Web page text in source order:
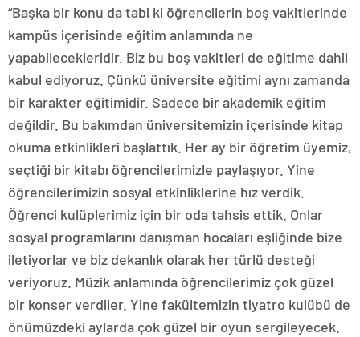
“Başka bir konu da tabi ki öğrencilerin boş vakitlerinde
kampüs içerisinde eğitim anlamında ne
yapabilecekleridir. Biz bu boş vakitleri de eğitime dahil
kabul ediyoruz. Çünkü üniversite eğitimi aynı zamanda
bir karakter eğitimidir. Sadece bir akademik eğitim
değildir. Bu bakımdan üniversitemizin içerisinde kitap
okuma etkinlikleri başlattık. Her ay bir öğretim üyemiz,
seçtiği bir kitabı öğrencilerimizle paylaşıyor. Yine
öğrencilerimizin sosyal etkinliklerine hız verdik.
Öğrenci kulüplerimiz için bir oda tahsis ettik. Onlar
sosyal programlarını danışman hocaları eşliğinde bize
iletiyorlar ve biz dekanlık olarak her türlü desteği
veriyoruz. Müzik anlamında öğrencilerimiz çok güzel
bir konser verdiler. Yine fakültemizin tiyatro kulübü de
önümüzdeki aylarda çok güzel bir oyun sergileyecek.